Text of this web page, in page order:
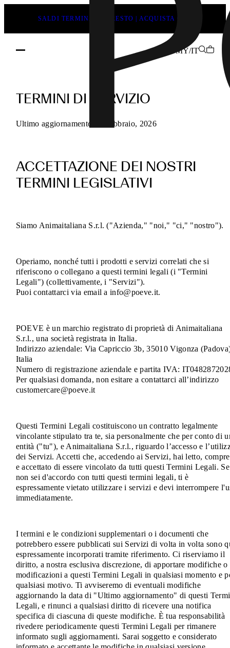
SALDI TERMINANO PRESTO | ACQUISTA ORA
MY/IT
di
POEVE
acquisti
online
TERMINI DI SERVIZIO
Ultimo aggiornamento 13 Febbraio, 2026
ACCETTAZIONE DEI NOSTRI
TERMINI LEGISLATIVI
Siamo Animaitaliana S.r.l. ("Azienda," "noi," "ci," "nostro").
Operiamo, nonché tutti i prodotti e servizi correlati che si
riferiscono o collegano a questi termini legali (i "Termini
Legali") (collettivamente, i "Servizi").
Puoi contattarci via email a info@poeve.it.
POEVE è un marchio registrato di proprietà di Animaitaliana
S.r.l., una società registrata in Italia.
Indirizzo aziendale: Via Capriccio 3b, 35010 Vigonza
Italia
Numero di registrazione aziendale e partita IVA:
Per qualsiasi domanda, non esitare a contattarci all’indirizzo
customercare@poeve.it
Questi Termini Legali costituiscono un contratto legalmente
vincolante stipulato tra te, sia personalmente che per conto di
entità ("tu"), e Animaitaliana S.r.l., riguardo l’accesso e
dei Servizi. Accetti che, accedendo ai Servizi, hai letto,
e accettato di essere vincolato da tutti questi Termini Legali. Se
non sei d'accordo con tutti questi termini legali, ti è
espressamente vietato utilizzare i servizi e devi interrompere
immediatamente.
I termini e le condizioni supplementari o i documenti che
potrebbero essere pubblicati sui Servizi di volta in volta sono
espressamente incorporati tramite riferimento. Ci riserviamo il
diritto, a nostra esclusiva discrezione, di apportare modifiche o
modificazioni a questi Termini Legali in qualsiasi momento e
qualsiasi motivo. Ti avviseremo di eventuali modifiche
aggiornando la data di "Ultimo aggiornamento" di questi
Legali, e rinunci a qualsiasi diritto di ricevere una notifica
specifica di ciascuna di queste modifiche. È tua responsabilità
rivedere periodicamente questi Termini Legali per rimanere
informato sugli aggiornamenti. Sarai soggetto e considerato